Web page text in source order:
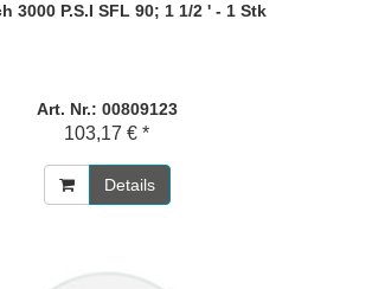
3000 P.S.I SFL 90; 1 1/2 ' - 1 Stk
Art. Nr.: 00809123
103,17 € *
Details